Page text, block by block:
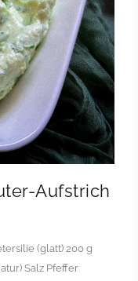
Aufstrich
(glatt) 200 g
Salz Pfeffer